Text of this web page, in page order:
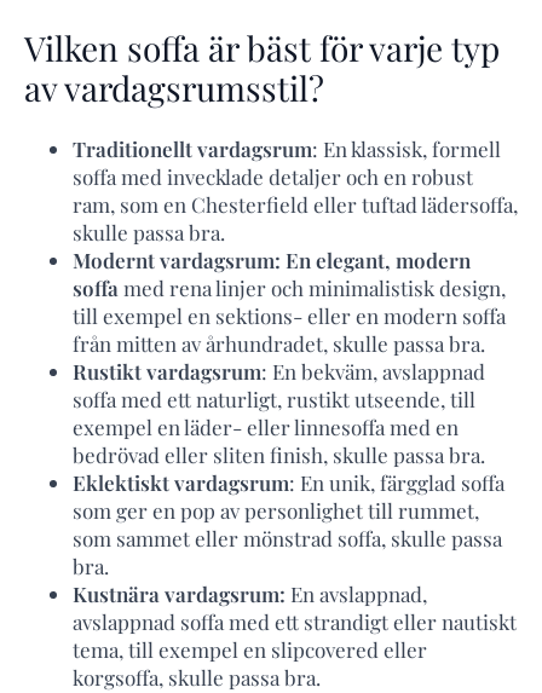
Vilken soffa är bäst för varje typ
av vardagsrumsstil?
Traditionellt vardagsrum: En klassisk, formell
soffa med invecklade detaljer och en robust
ram, som en Chesterfield eller tuftad lädersoffa,
skulle passa bra.
Modernt vardagsrum: En elegant, modern
soffa med rena linjer och minimalistisk design,
till exempel en sektions- eller en modern soffa
från mitten av århundradet, skulle passa bra.
Rustikt vardagsrum: En bekväm, avslappnad
soffa med ett naturligt, rustikt utseende, till
exempel en läder- eller linnesoffa med en
bedrövad eller sliten finish, skulle passa bra.
Eklektiskt vardagsrum: En unik, färgglad soffa
som ger en pop av personlighet till rummet,
som sammet eller mönstrad soffa, skulle passa
bra.
Kustnära vardagsrum: En avslappnad,
avslappnad soffa med ett strandigt eller nautiskt
tema, till exempel en slipcovered eller
korgsoffa, skulle passa bra.